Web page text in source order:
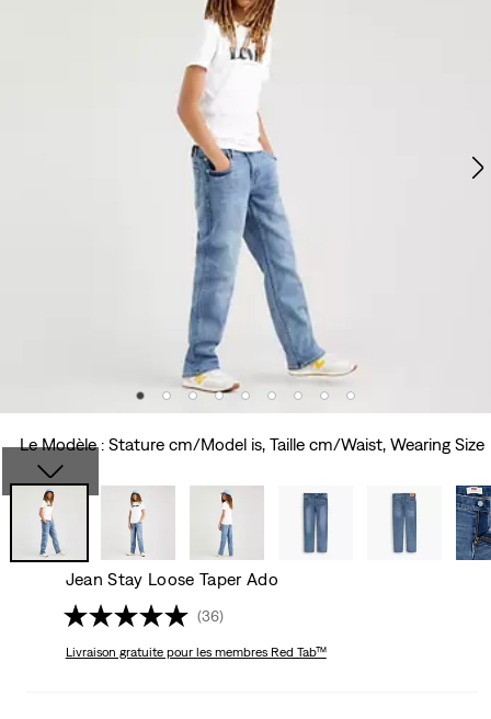
Le Modèle : Stature cm/Model is, Taille cm/Waist, Wearing Size
Jean Stay Loose Taper Ado
(36)
Livraison gratuitepour les membres Red Tab™